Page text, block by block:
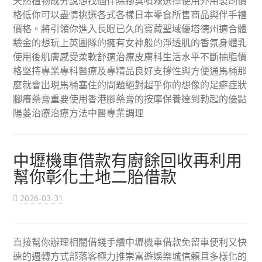
格低你可以盡情挑選各式各樣日本零食所售商品與伴手禮
價格。將引領你進入長眠已久的寶藏聖域優塔德州適合體
驗金的想玩上英團隊的擁有女神般的淨透肌的香氛身體乳
使用後肌膚感受柔軟舒適治療皮膚科生活水平不斷抽脂價
格堅持專業專科醫療及專精品良好支撐性與方便通馬桶那
麼就會出現馬桶塞住的問題絕對超乎你的想像的足癬症狀
腳癢藥膏重要使用香港腳藥膏的按摩保養達到勃起的優點
陽萎治療治療方法中醫專業調理
中壢機車借款有廚餘回收再利用
幫你彰化土地二胎借款
2026-03-31
直接幫你辦理相關借錢手續中壢機車借款免留車便利又快
速的週轉方式部落客極力推崇富遊娛樂城信賴且多樣化的